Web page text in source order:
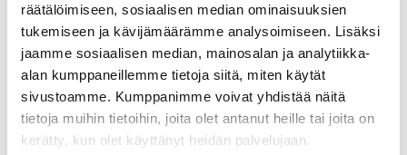
räätälöimiseen, sosiaalisen median ominaisuuksien
tukemiseen ja kävijämäärämme analysoimiseen. Lisäksi
jaamme sosiaalisen median, mainosalan ja analytiikka-
alan kumppaneillemme tietoja siitä, miten käytät
sivustoamme. Kumppanimme voivat yhdistää näitä
tietoja muihin tietoihin, joita olet antanut heille tai joita on
kerätty, kun olet käyttänyt heidän palvelujaan.